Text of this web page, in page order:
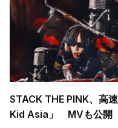
STACK THE PINK、高
Kid Asia」 MVも公開